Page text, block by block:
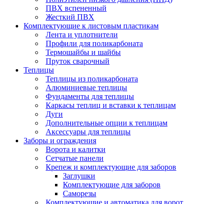
ПВХ вспененный
Жесткий ПВХ
Комплектующие к листовым пластикам
Лента и уплотнители
Профили для поликарбоната
Термошайбы и шайбы
Пруток сварочный
Теплицы
Теплицы из поликарбоната
Алюминиевые теплицы
Фундаменты для теплицы
Каркасы теплиц и вставки к теплицам
Дуги
Дополнительные опции к теплицам
Аксессуары для теплицы
Заборы и ограждения
Ворота и калитки
Сетчатые панели
Крепеж и комплектующие для заборов
Заглушки
Комплектующие для заборов
Саморезы
Комплектующие и автоматика для ворот